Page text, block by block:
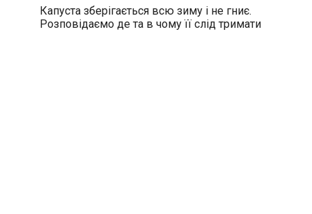
Капуста зберігається всю зиму і не гниє.
Розповідаємо де та в чому її слід тримати